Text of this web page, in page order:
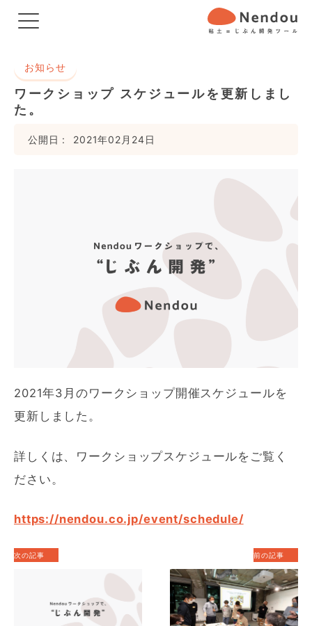
お知らせ
ワークショップ スケジュールを更新しまし
た。
公開日 2021年02月24日
2021年3月のワークショップ開催スケジュールを
更新しました。
詳しくは、ワークショップスケジュールをご覧く
ださい。
https://nendou.co.jp/event/schedule/
次の記事 前の記事